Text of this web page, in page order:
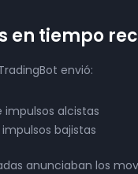
en tiempo
envió:
impulsos alcistas
impulsos bajistas
anunciaban los